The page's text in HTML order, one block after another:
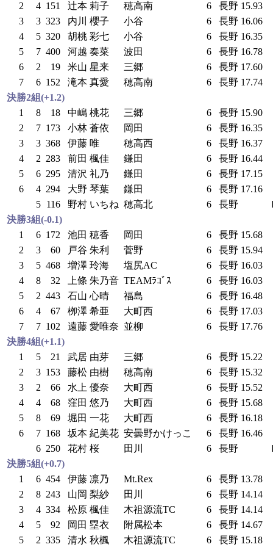
2 4 151 辻本 莉子 穂高南 6 長野 15.93
3
3 323 内川 櫻子 小谷 6 長野 16.06
4
5 320 胡桃 彩七 小谷 6 長野 16.35
5
7 400 河越 奏菜 波田 6 長野 16.78
6
2 19 米山 星来 三郷 6 長野 17.60
7
6 152 滝本 真愛 穂高南 6 長野 17.74
決勝2組(+1.2)
1
8 18 中嶋 桃花 三郷 6 長野 15.90
2
7 173 小林 蒼依 岡田 6 長野 16.35
3
3 368 伊藤 唯 穂高西 6 長野 16.37
4
2 283 前田 楓佳 鎌田 6 長野 16.44
5
6 295 清沢 礼乃 鎌田 6 長野 17.15
6
4 294 大野 琴葉 鎌田 6 長野 17.16
5 116 野村 いちね 穂高北 6 長野
決勝3組(-0.1)
1
6 172 池田 穂香 岡田 6 長野 15.68
2
3 60 戸谷 朱利 菅野 6 長野 15.94
3
5 468 増澤 玲海 塩尻AC 6 長野 16.03
4
8 32 上條 朱乃音 TEAMﾗｺﾞｽ 6 長野 16.03
5
2 443 石山 心晴 福島 6 長野 16.48
6
4 67 栁澤 希亜 大町西 6 長野 17.03
7
7 102 遠藤 愛唯奈 並柳 6 長野 17.76
決勝4組(+1.1)
1
5 21 武居 由芽 三郷 6 長野 15.22
2
3 153 藤松 由樹 穂高南 6 長野 15.32
3
2 66 水上 優奈 大町西 6 長野 15.52
4
4 68 窪田 悠乃 大町西 6 長野 15.68
5
8 69 堀田 一花 大町西 6 長野 16.18
6
7 168 坂本 紀美花 安曇野かけっこ 6 長野 16.46
6 250 花村 桜 田川 6 長野
決勝5組(+0.7)
1
6 454 伊藤 凛乃 Mt.Rex 6 長野 13.78
2
8 243 山岡 梨紗 田川 6 長野 14.14
3
4 334 松原 楓佳 木祖源流TC 6 長野 14.14
4
5 92 岡田 塁衣 附属松本 6 長野 14.67
5
2 335 清水 秋楓 木祖源流TC 6 長野 15.18